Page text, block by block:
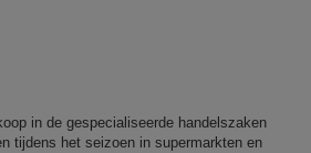
in de gespecialiseerde handelszaken
tijdens het seizoen in supermarkten en